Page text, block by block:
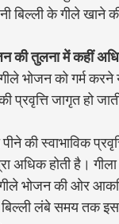
बिल्ली के गीले खाने
तुलना में कहीं
भोजन को गर्म
प्रवृत्ति जागृत हो
की स्वाभाविक
अधिक होती है।
भोजन की ओर
लंबे समय तक इस